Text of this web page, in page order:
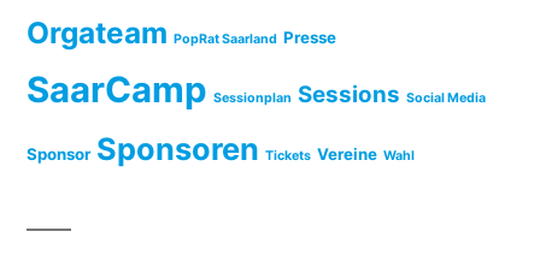
Orgateam PopRat Saarland Presse
SaarCamp Sessionplan Sessions Social Media
Sponsor Sponsoren Tickets Vereine Wahl